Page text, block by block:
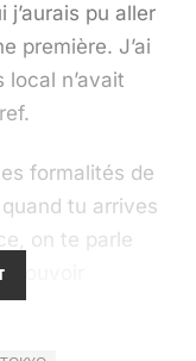
j’aurais pu aller
première. J’ai
local n’avait
formalités de
tu arrives
on te parle
pouvoir
fin de compte